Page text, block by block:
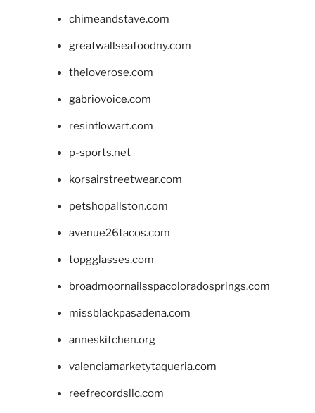
chimeandstave.com
greatwallseafoodny.com
theloverose.com
gabriovoice.com
resinflowart.com
p-sports.net
korsairstreetwear.com
petshopallston.com
avenue26tacos.com
topgglasses.com
broadmoornailsspacoloradosprings.com
missblackpasadena.com
anneskitchen.org
valenciamarketytaqueria.com
reefrecordsllc.com